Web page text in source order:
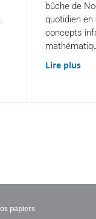
bûche de
quotidien
concepts
Lire plus
papiers